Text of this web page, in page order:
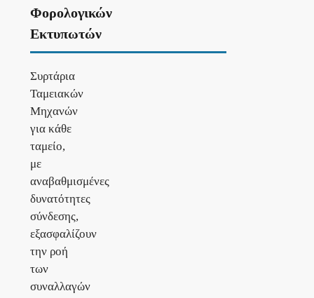
Φορολογικών
Εκτυπωτών
Συρτάρια
Ταμειακών
Μηχανών
για κάθε
ταμείο,
με
αναβαθμισμένες
δυνατότητες
σύνδεσης,
εξασφαλίζουν
την ροή
των
συναλλαγών